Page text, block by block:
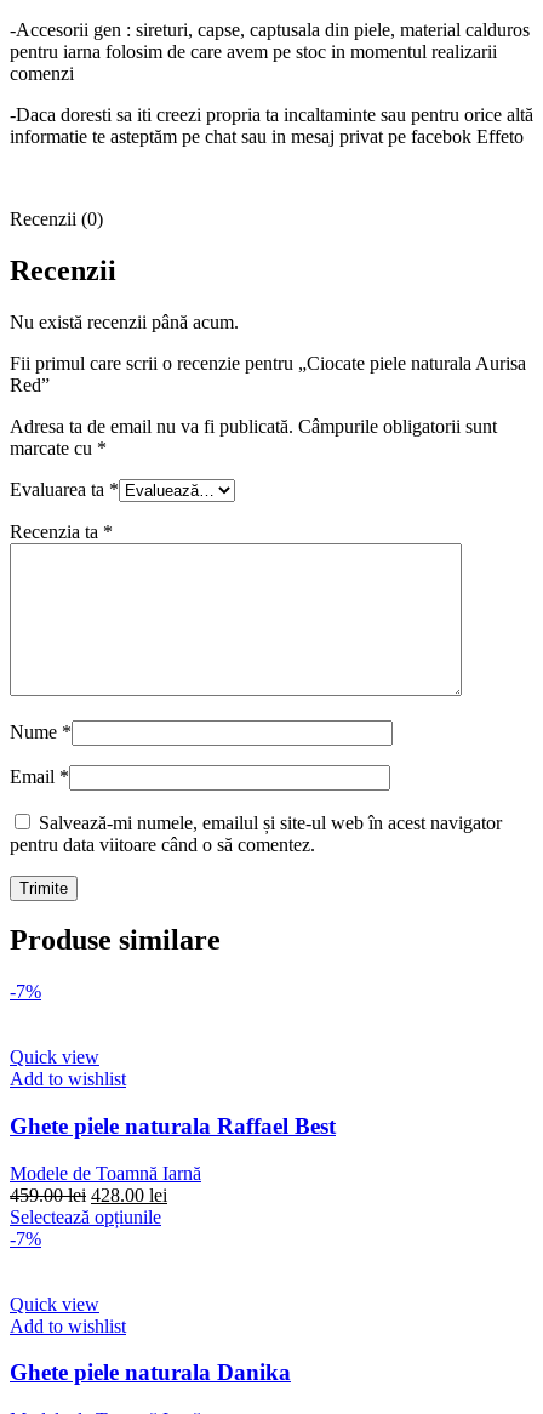
-Accesorii gen : sireturi, capse, captusala din piele, material calduros
pentru iarna folosim de care avem pe stoc in momentul realizarii
comenzi
-Daca doresti sa iti creezi propria ta incaltaminte sau pentru orice altă
informatie te asteptăm pe chat sau in mesaj privat pe facebok Effeto
Recenzii (0)
Recenzii
Nu există recenzii până acum.
Fii primul care scrii o recenzie pentru „Ciocate piele naturala Aurisa
Red”
Adresa ta de email nu va fi publicată. Câmpurile obligatorii sunt
marcate cu *
Evaluarea ta *
Recenzia ta *
Nume *
Email *
Salvează-mi numele, emailul și site-ul web în acest navigator
pentru data viitoare când o să comentez.
Produse similare
-7%
Quick view
Add to wishlist
Ghete piele naturala Raffael Best
Modele de Toamnă Iarnă
459.00lei Prețul
inițial
428.00 lei
Selectează opțiunileAcest
pot
-7%
Quick view
Add to wishlist
Ghete piele naturala Danika